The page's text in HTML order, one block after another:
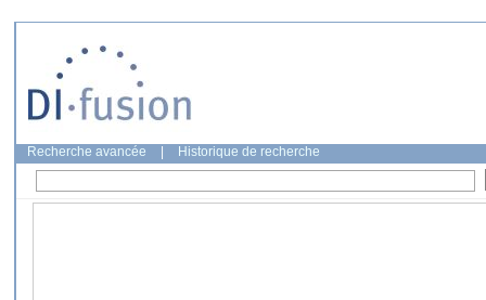
Recherche avancée Historique de recherche